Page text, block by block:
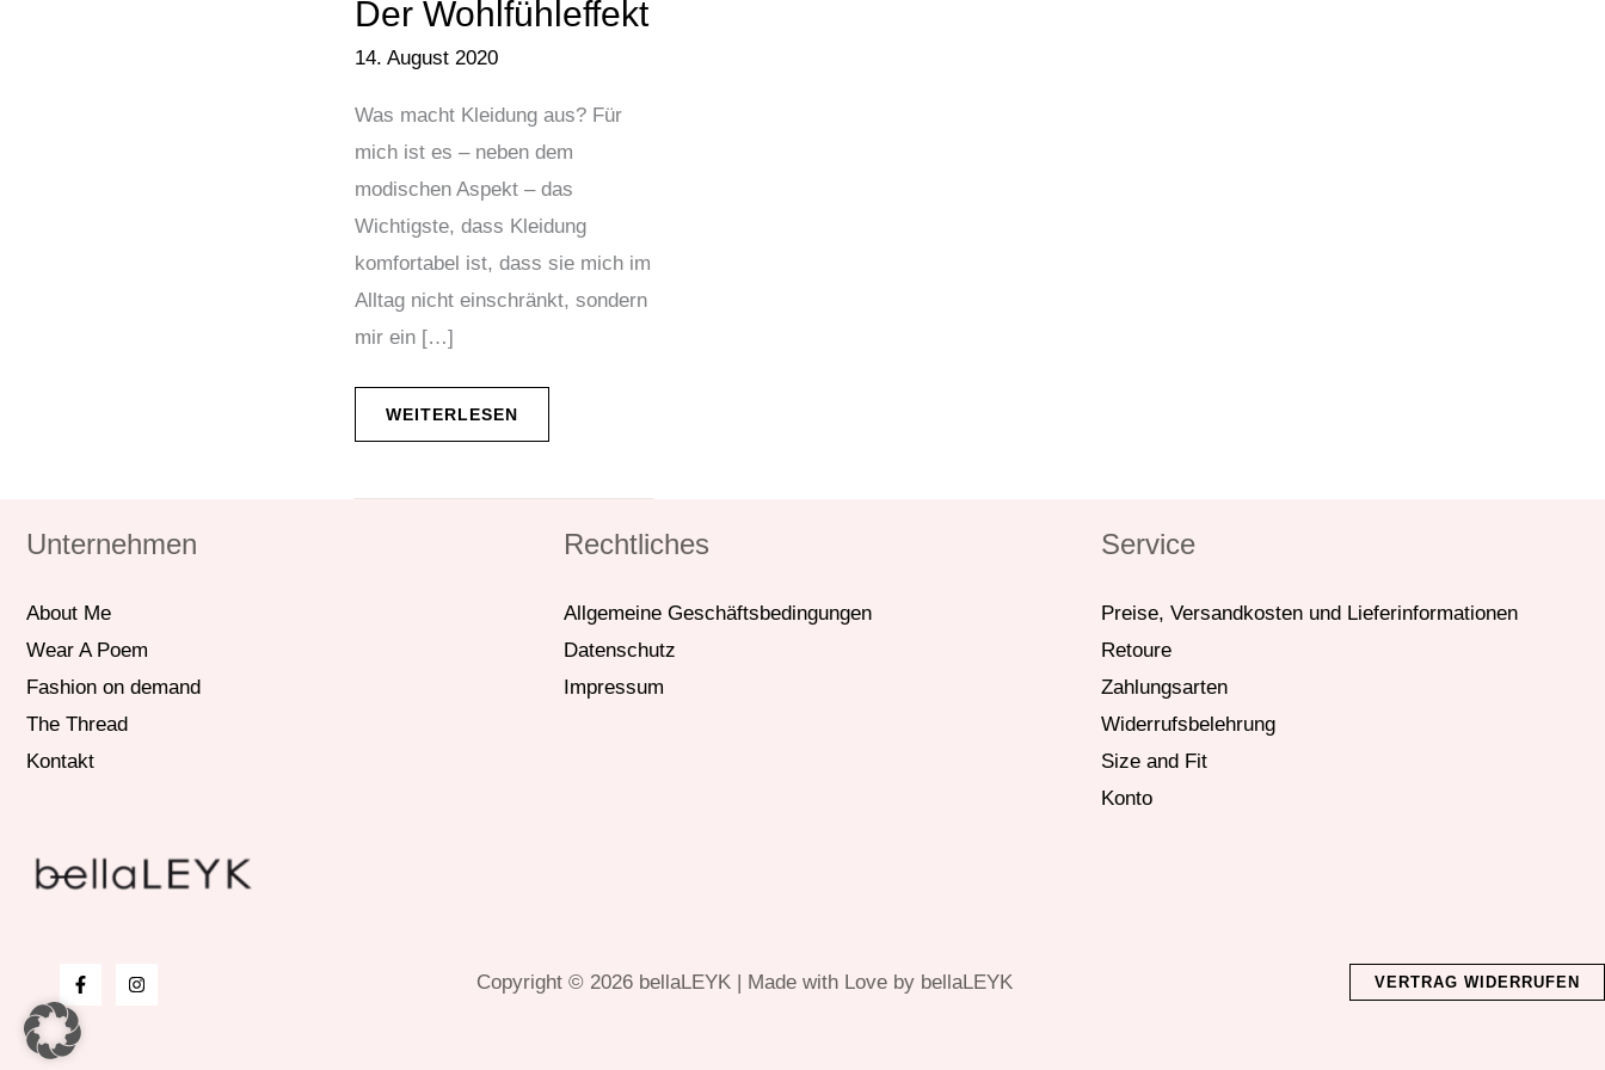
Der Wohlfühleffekt
14. August 2020
Was macht Kleidung aus? Für
mich ist es – neben dem
modischen Aspekt – das
Wichtigste, dass Kleidung
komfortabel ist, dass sie mich im
Alltag nicht einschränkt, sondern
mir ein […]
WEITERLESEN
Unternehmen
About Me
Wear A Poem
Fashion on demand
The Thread
Kontakt
Rechtliches
Allgemeine Geschäftsbedingungen
Datenschutz
Impressum
Service
Preise, Versandkosten und Lieferinformationen
Retoure
Zahlungsarten
Widerrufsbelehrung
Size and Fit
Konto
Copyright © 2026 bellaLEYK | Made with Love by bellaLEYK VERTRAG WIDERRUFEN